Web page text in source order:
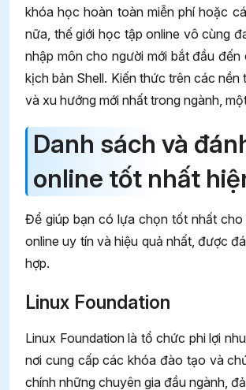
khóa học hoàn toàn miễn phí hoặc
nữa, thế giới học tập online vô cùng
nhập môn cho người mới bắt đầu
kịch bản Shell. Kiến thức trên các
và xu hướng mới nhất trong ngành,
Danh sách và
online tốt nhất
Để giúp bạn có lựa chọn tốt nhất
online uy tín và hiệu quả nhất, được
hợp.
Linux Foundation
Linux Foundation là tổ chức phi lợi
nơi cung cấp các khóa đào tạo và
chính những chuyên gia đầu ngành,